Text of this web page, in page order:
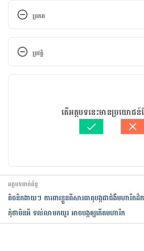
ប្រភព
https://ourworldindata.org/
https://www.healthline.com/
fighting-
easy-to-find-foods-that-may-
ប្រវត្តិ
កំណែ​ប្រែបច្ចុប្បន្ន
អត្ថបទ​ដោយ ទូច សុខា
វេជ្ជ. ចាន់ ស៊ីណេត
បច្ចុប្បន្នភាពដោយ៖ ទូច សុខា
តើអត្ថបទនេះមានប្រយោជន៍
អត្ថបទពាក់ព័ន្ធ
តិចនិក​​ងាយ​ៗ​ ​ការពារ​ខ្លួន​​ពី​សារធាតុ​​បង្ក​​ជា​ជំងឺ​មហារីក
កុំថាមិនអី ទល់លាមកយូរ អាចបង្កឲ្យកើតមហារីក